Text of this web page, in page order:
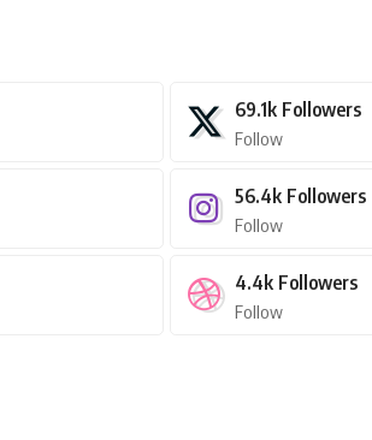
69.1k Followers
Follow
56.4k Followers
Follow
4.4k Followers
Follow